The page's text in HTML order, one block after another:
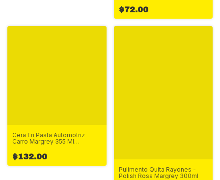
$72.00
Cera En Pasta Automotriz
Carro Margrey 355 Ml
$132.00
Pulimento Quita Rayones -
Polish Rosa Margrey 300ml